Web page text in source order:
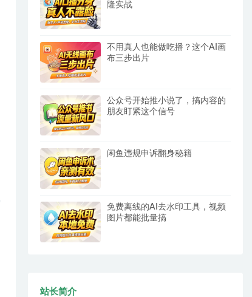
隆实战
不用真人也能做吃播？这个AI画
布三步出片
公众号开始推小说了，搞内容的
朋友盯紧这个信号
闲鱼违规申诉翻身秘籍
免费离线的AI去水印工具，视频
图片都能批量搞
站长简介